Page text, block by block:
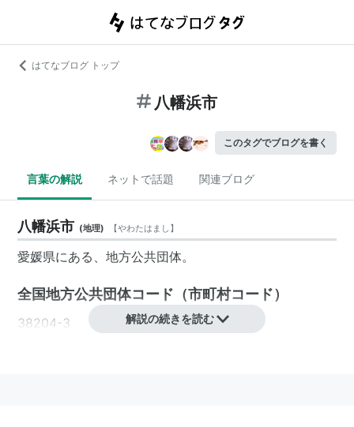
はてなブログ トップ
八幡浜市
このタグでブログを書く
言葉の解説 ネットで話題 関連ブログ
八幡浜市 (地理) 【やわたはまし 】
愛媛県にある、地方公共団体。
全国地方公共団体コード （市町村コード）
38204-3 解説の続きを読む